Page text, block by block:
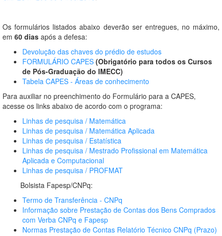
Os formulários listados abaixo deverão ser entregues, no máximo,
em 60 dias após a defesa:
Devolução das chaves do prédio de estudos
FORMULÁRIO CAPES (Obrigatório para todos os Cursos
de Pós-Graduação do IMECC)
Tabela CAPES - Áreas de conhecimento
Para auxiliar no preenchimento do Formulário para a CAPES,
acesse os links abaixo de acordo com o programa:
Linhas de pesquisa / Matemática
Linhas de pesquisa / Matemática Aplicada
Linhas de pesquisa / Estatística
Linhas de pesquisa / Mestrado Profissional em Matemática
Aplicada e Computacional
Linhas de pesquisa / PROFMAT
Bolsista Fapesp/CNPq:
Termo de Transferência - CNPq
Informação sobre Prestação de Contas dos Bens Comprados
com Verba CNPq e Fapesp
Normas Prestação de Contas Relatório Técnico CNPq (Prazo)